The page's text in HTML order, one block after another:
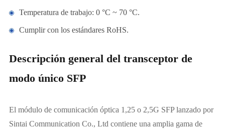
Temperatura de trabajo: 0 °C ~ 70 °C.
Cumplir con los estándares RoHS.
Descripción general del transceptor de
modo único SFP
El módulo de comunicación óptica 1,25 o 2,5G SFP lanzado por
Sintai Communication Co., Ltd contiene una amplia gama de